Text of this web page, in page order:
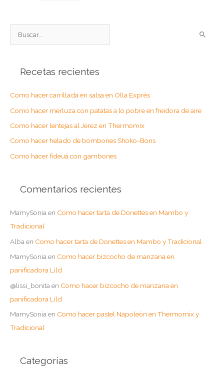
u
r
p
o
r
Recetas recientes
Como hacer carrillada en salsa en Olla Exprés
Como hacer merluza con patatas a lo pobre en freidora de aire
Como hacer lentejas al Jerez en Thermomix
Como hacer helado de bombones Shoko-Bons
Como hacer fideuá con gambones
Comentarios recientes
MamySoniaen Como hacer tarta de Donettes en Mambo y
Tradicional
Alba en Como hacer tarta de Donettes en Mambo y Tradicional
MamySoniaen Como hacer bizcocho de manzana en
panificadora Lild
@lissi_bonita en Como hacer bizcocho de manzana en
panificadora Lild
MamySonia en Como hacer pastel Napoleón en Thermomix y
Tradicional
Categorías